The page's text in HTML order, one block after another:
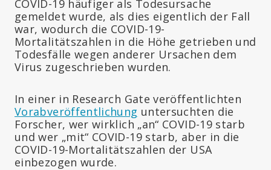
COVID-19 häufiger als Todesursache
gemeldet wurde, als dies eigentlich der Fall
war, wodurch die COVID-19-
Mortalitätszahlen in die Höhe getrieben und
Todesfälle wegen anderer Ursachen dem
Virus zugeschrieben wurden.
In einer in Research Gate veröffentlichten
Vorabveröffentlichung untersuchten die
Forscher, wer wirklich „an“ COVID-19 starb
und wer „mit“ COVID-19 starb, aber in die
COVID-19-Mortalitätszahlen der USA
einbezogen wurde.